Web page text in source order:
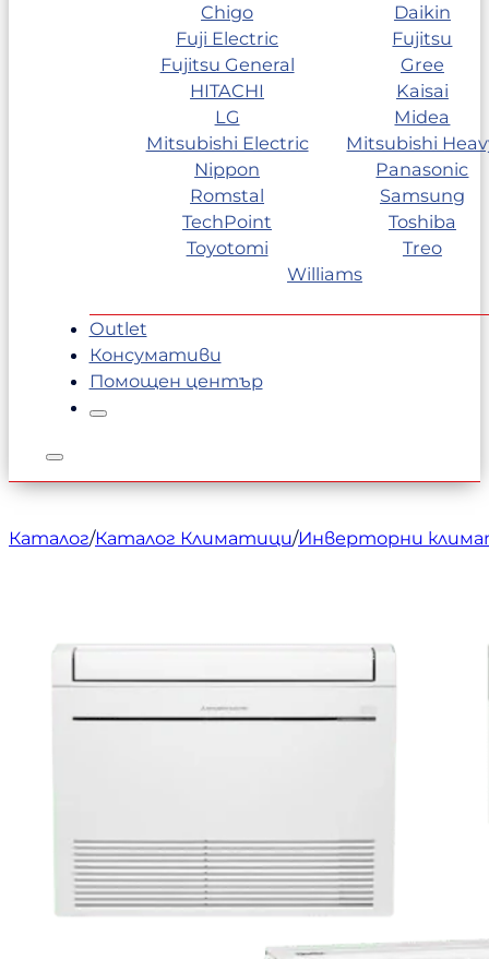
Chigo
Daikin
Fuji Electric
Fujitsu
Fujitsu General
Gree
HITACHI
Kaisai
LG
Midea
Mitsubishi Electric
Mitsubishi
Nippon
Panasonic
Romstal
Samsung
TechPoint
Toshiba
Toyotomi
Treo
Williams
Outlet
Консумативи
Помощен център
Каталог/Каталог Климатици/Инверторни